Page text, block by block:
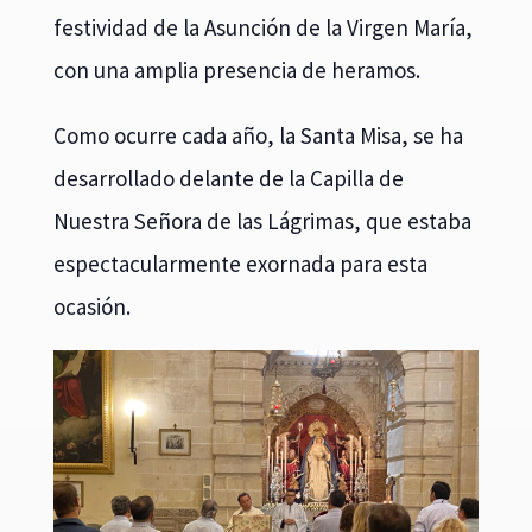
festividad de la Asunción de la Virgen María,
con una amplia presencia de heramos.
Como ocurre cada año, la Santa Misa, se ha
desarrollado delante de la Capilla de
Nuestra Señora de las Lágrimas, que estaba
espectacularmente exornada para esta
ocasión.